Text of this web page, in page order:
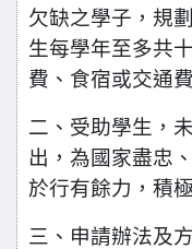
欠缺之學子，規
生每學年至多共
費、食宿或交通
二、受助學生，
出，為國家盡忠
於行有餘力，積
三、申請辦法及